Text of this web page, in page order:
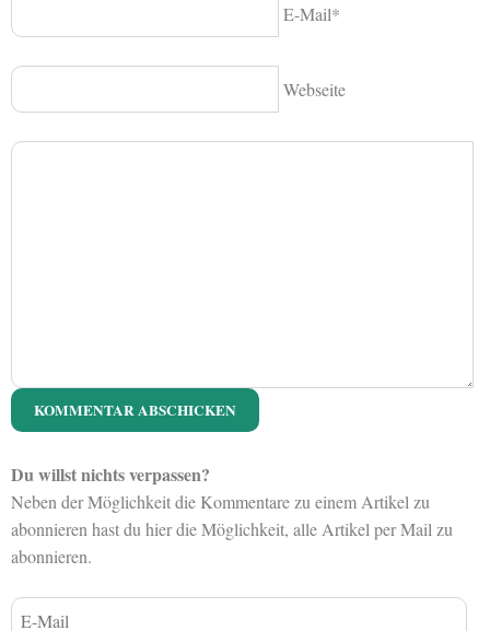
E-Mail*
Webseite
Du willst nichts verpassen?
Neben der Möglichkeit die Kommentare zu einem Artikel zu
abonnieren hast du hier die Möglichkeit, alle Artikel per Mail zu
abonnieren.